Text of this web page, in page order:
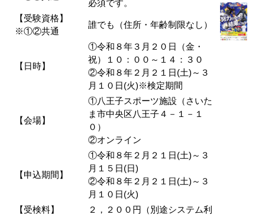
必須です。
【受験資格】
※①②共通
誰でも（住所・年齢制限なし）
【日時】
①令和８年３月２０日（金・
祝）１０：００～１４：３０
②令和８年２月２１日(土)～３
月１０日(火)※検定期間
【会場】
①八王子スポーツ施設（さいた
ま市中央区八王子４－１－１
０）
②オンライン
【申込期間】
①令和８年２月２１日(土)～３
月１５日(日)
②令和８年２月２１日(土)～３
月１０日(火)
【受検料】
２，２００円（別途システム利